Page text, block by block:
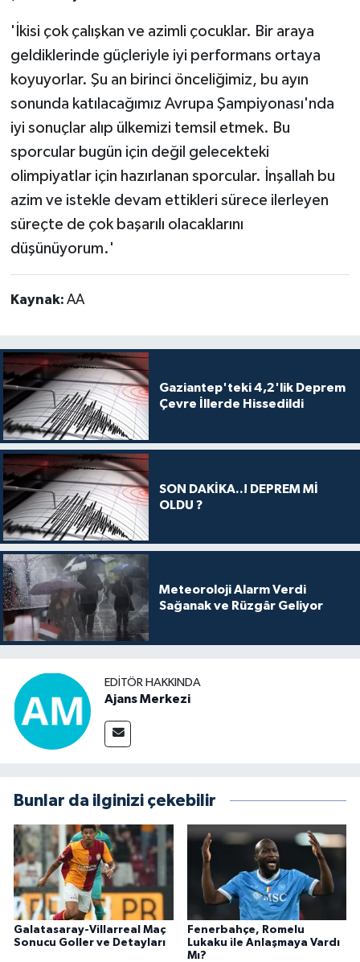
'İkisi çok çalışkan ve azimli çocuklar. Bir araya
geldiklerinde güçleriyle iyi performans ortaya
koyuyorlar. Şu an birinci önceliğimiz, bu ayın
sonunda katılacağımız Avrupa Şampiyonası'nda
iyi sonuçlar alıp ülkemizi temsil etmek. Bu
sporcular bugün için değil gelecekteki
olimpiyatlar için hazırlanan sporcular. İnşallah bu
azim ve istekle devam ettikleri sürece ilerleyen
süreçte de çok başarılı olacaklarını
düşünüyorum.'
Kaynak: AA
Gaziantep'teki 4,2'lik Deprem
Çevre İllerde Hissedildi
SON DAKİKA..! DEPREM Mİ
OLDU ?
Meteoroloji Alarm Verdi
Sağanak ve Rüzgâr Geliyor
EDITÖR HAKKINDA
Ajans Merkezi
Bunlar da ilginizi çekebilir
Galatasaray-Villarreal Maç
Sonucu Goller ve Detayları
Fenerbahçe, Romelu
Lukaku ile Anlaşmaya Vardı
Mı?